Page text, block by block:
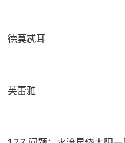
德莫忒耳
芙蕾雅